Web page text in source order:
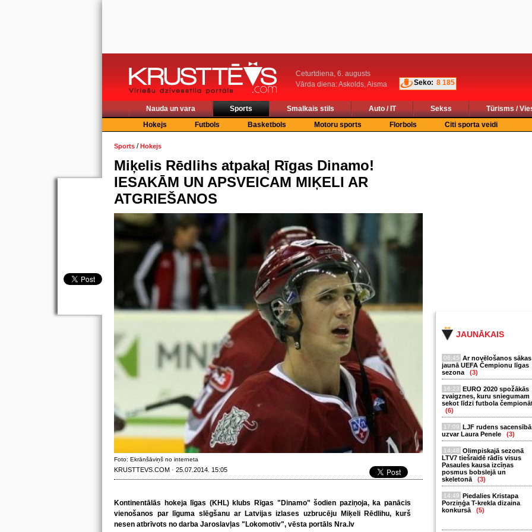
Ceturtdiena, 6. augusts
Vārda diena: Askolds, Aisma
Seko: 8 185
Nauda un vara Sports Smalkais stils Auto / IT Sekss
Tūrisms /
Hokejs
Futbols Basketbols Motoru sports Florbols Citi sporta veidi
JAUNĀKAIS
06:45 Ar novēlošanos sākas
jaunā UEFA Čempionu līgas
sezona
(3)
16:23 EURO 2020 spožākās
zvaigznes, kuru sniegumam
sekot līdzi futbola
(6)
17:09 LJF rudens
uzvar Laura Penele
(3)
14:48 Olimpiskajā sezonā
LTV7 tiešraidē rādīs visus
Pasaules kausa izcīņas
posmus bobslejā un
skeletonā
(3)
14:49 Piedalies Kristapa
Porziņģa T-krekla dizaina
konkursā
(5)
Sports /Hokejs
Miķelis Rēdlihs atpakaļ Rīgas Dinamo!
IESAKĀM UN APSVEICAM MIĶELI AR
ATGRIEŠANOS
Foto: Ekrānšāviņš no interneta
KRUSTTEVS.COM · 25.07.2014. 15:05
Kontinentālās hokeja līgas (KHL) klubs Rīgas "Dinamo" šodien paziņoja, ka panācis
vienošanos par līguma slēgšanu ar Latvijas izlases uzbrucēju Miķeli Rēdlihu, kurš
nesen atbrīvots no darba Jaroslavļas "Lokomotiv", vēsta portāls Nra.lv